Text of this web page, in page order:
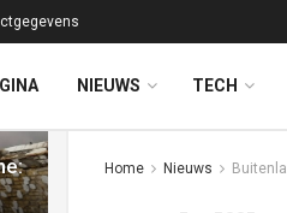
NIEUWS TECH
Home Nieuws